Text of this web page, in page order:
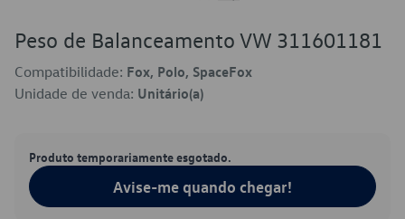
Peso de Balanceamento VW 311601181
Compatibilidade: Fox, Polo, SpaceFox
Unidade de venda: Unitário(a)
Produto temporariamente esgotado.
Avise-me quando chegar!